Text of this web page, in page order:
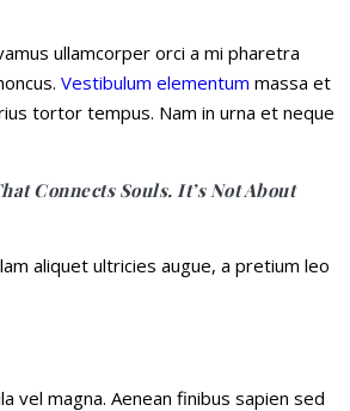
ullamcorper orci a mi pharetra
Vestibulum elementum massa et
tortor tempus. Nam in urna et neque
Connects Souls. It’s Not About
aliquet ultricies augue, a pretium leo
vel magna. Aenean finibus sapien sed